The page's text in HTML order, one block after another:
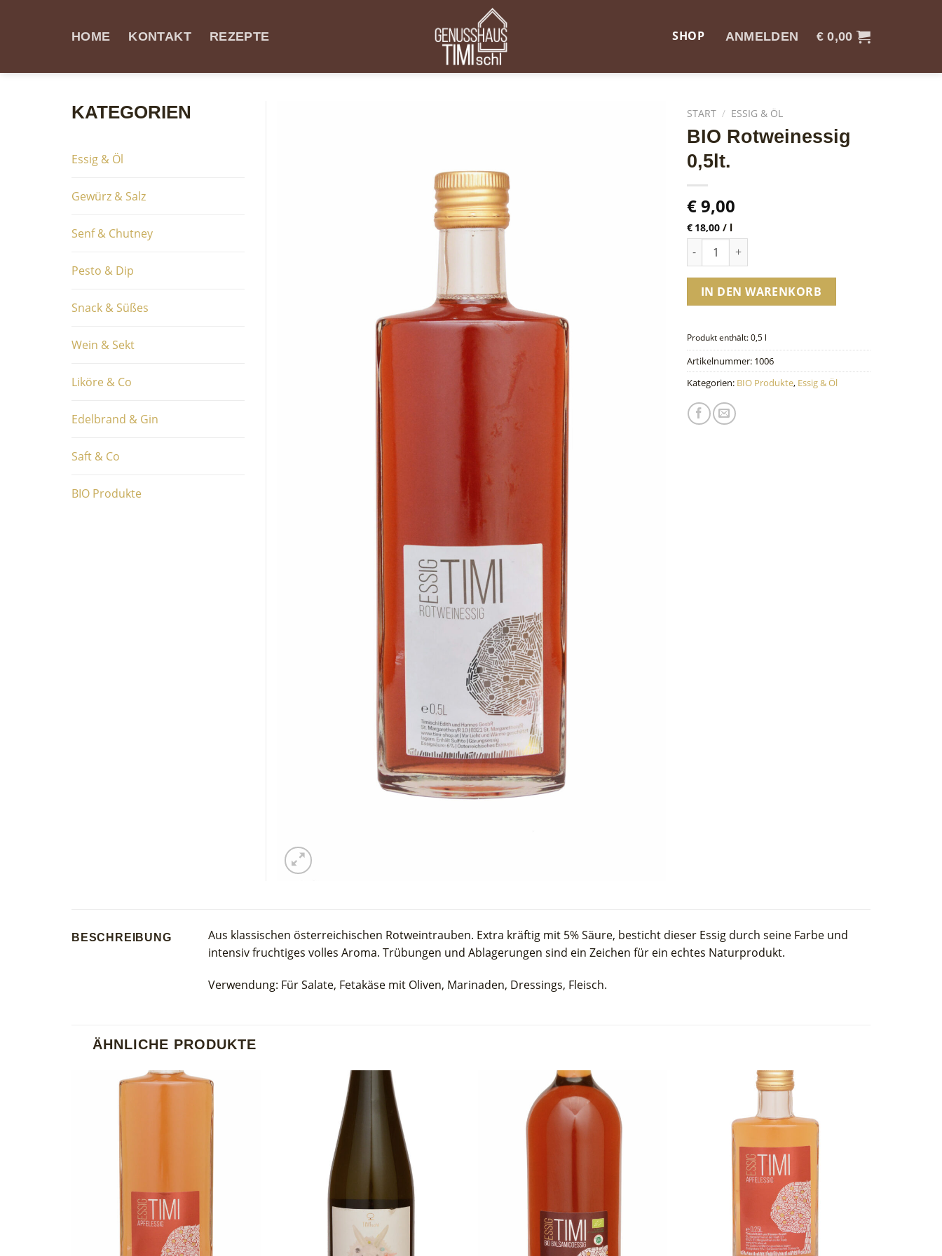
HOME KONTAKT REZEPTE SHOP ANMELDEN € 0,00
START / ESSIG & ÖL
BIO Rotweinessig
0,5lt.
€9,00
€ 18,00 / l
BIO Rotweinessig 0,5lt. Menge
IN DEN WARENKORB
Produkt enthält: 0,5 l
Artikelnummer: 1006
Kategorien: BIO Produkte, Essig & Öl
KATEGORIEN
Essig & Öl
Gewürz & Salz
Senf & Chutney
Pesto & Dip
Snack & Süßes
Wein & Sekt
Liköre & Co
Edelbrand & Gin
Saft & Co
BIO Produkte
BESCHREIBUNG
Aus klassischen österreichischen Rotweintrauben. Extra kräftig mit 5% Säure, besticht dieser Essig durch seine Farbe und
intensiv fruchtiges volles Aroma. Trübungen und Ablagerungen sind ein Zeichen für ein echtes Naturprodukt.
Verwendung: Für Salate, Fetakäse mit Oliven, Marinaden, Dressings, Fleisch.
ÄHNLICHE PRODUKTE